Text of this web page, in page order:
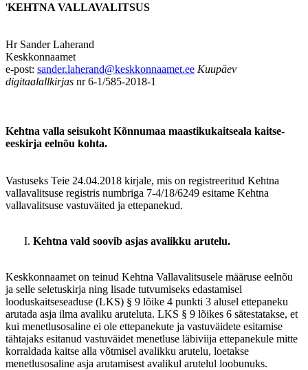
'KEHTNA VALLAVALITSUS
Hr Sander Laherand
Keskkonnaamet
e-post: sander.laherand@keskkonnaamet.ee Kuupäev
digitaalallkirjas nr 6-1/585-2018-1
Kehtna valla seisukoht Kõnnumaa maastikukaitseala kaitse-
eeskirja eelnõu kohta.
Vastuseks Teie 24.04.2018 kirjale, mis on registreeritud Kehtna
vallavalitsuse registris numbriga 7-4/18/6249 esitame Kehtna
vallavalitsuse vastuväited ja ettepanekud.
Kehtna vald soovib asjas avalikku arutelu.
Keskkonnaamet on teinud Kehtna Vallavalitsusele määruse eelnõu
ja selle seletuskirja ning lisade tutvumiseks edastamisel
looduskaitseseaduse (LKS) § 9 lõike 4 punkti 3 alusel ettepaneku
arutada asja ilma avaliku aruteluta. LKS § 9 lõikes 6 sätestatakse, et
kui menetlusosaline ei ole ettepanekute ja vastuväidete esitamise
tähtajaks esitanud vastuväidet menetluse läbiviija ettepanekule mitte
korraldada kaitse alla võtmisel avalikku arutelu, loetakse
menetlusosaline asja arutamisest avalikul arutelul loobunuks.